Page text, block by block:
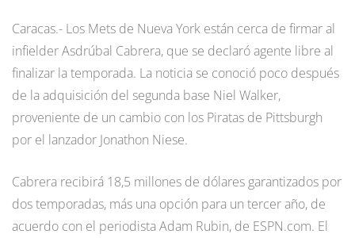
Caracas.- Los Mets de Nueva York están cerca de firmar al
infielder Asdrúbal Cabrera, que se declaró agente libre al
finalizar la temporada. La noticia se conoció poco después
de la adquisición del segunda base Niel Walker,
proveniente de un cambio con los Piratas de Pittsburgh
por el lanzador Jonathon Niese.
Cabrera recibirá 18,5 millones de dólares garantizados por
dos temporadas, más una opción para un tercer año, de
acuerdo con el periodista Adam Rubin, de ESPN.com. El